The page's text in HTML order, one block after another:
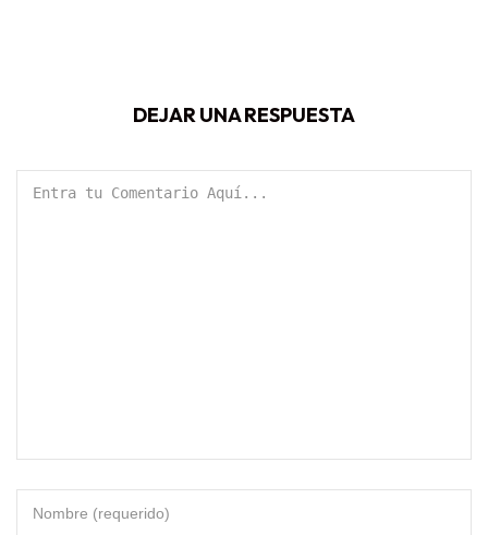
DEJAR UNA RESPUESTA